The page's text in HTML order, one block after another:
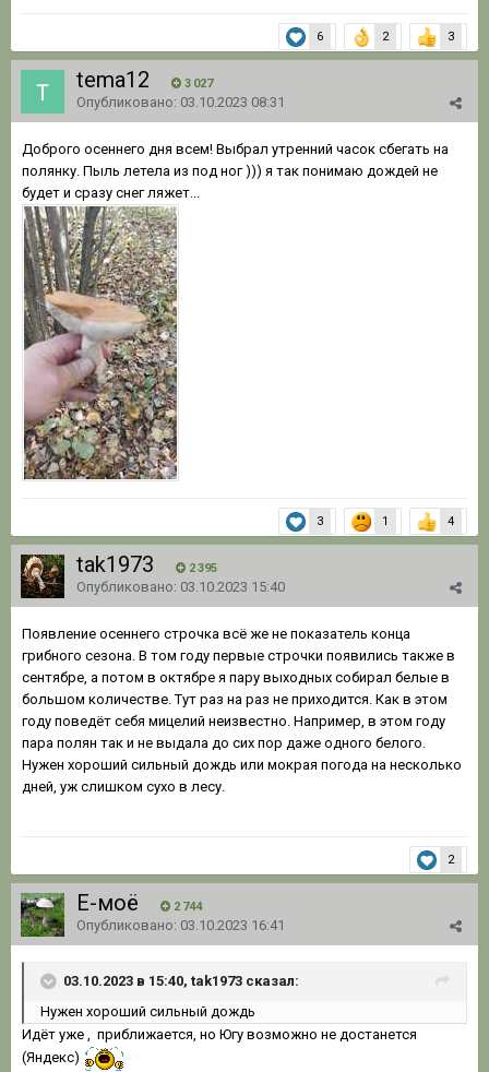
6 2 3
tema12 3 027
Опубликовано: 03.10.2023 08:31
Доброго осеннего дня всем! Выбрал утренний часок сбегать на
полянку. Пыль летела из под ног ))) я так понимаю дождей не
будет и сразу снег ляжет...
3 1 4
tak1973 2 395
Опубликовано: 03.10.2023 15:40
Появление осеннего строчка всё же не показатель конца
грибного сезона. В том году первые строчки появились также в
сентябре, а потом в октябре я пару выходных собирал белые в
большом количестве. Тут раз на раз не приходится. Как в этом
году поведёт себя мицелий неизвестно. Например, в этом году
пара полян так и не выдала до сих пор даже одного белого.
Нужен хороший сильный дождь или мокрая погода на несколько
дней, уж слишком сухо в лесу.
2
Ё-моё 2 744
Опубликовано: 03.10.2023 16:41
03.10.2023 в 15:40, tak1973 сказал:
Нужен хороший сильный дождь
Идёт уже , приближается, но Югу возможно не достанется
(Яндекс)